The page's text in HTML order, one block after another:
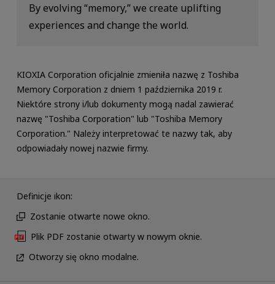
By evolving “memory,” we create uplifting
experiences and change the world.
KIOXIA Corporation oficjalnie zmieniła nazwę z Toshiba
Memory Corporation z dniem 1 października 2019 r.
Niektóre strony i/lub dokumenty mogą nadal zawierać
nazwę "Toshiba Corporation" lub "Toshiba Memory
Corporation." Należy interpretować te nazwy tak, aby
odpowiadały nowej nazwie firmy.
Definicje ikon:
Zostanie otwarte nowe okno.
Plik PDF zostanie otwarty w nowym oknie.
Otworzy się okno modalne.